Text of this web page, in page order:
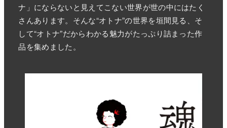
ナ」にならないと見えてこない世界が世の中にはたく
さんあります。そんな“オトナ”の世界を垣間見る、そ
して“オトナ”だからわかる魅力がたっぷり詰まった作
品を集めました。